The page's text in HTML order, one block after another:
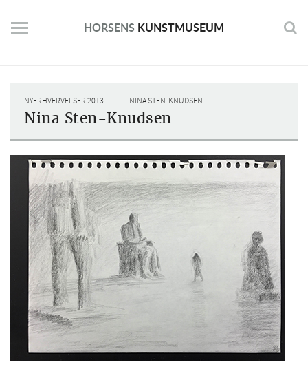
content
HORSENS KUNSTMUSEUM
NYERHVERVELSER 2013- | NINA STEN-KNUDSEN
Nina Sten-Knudsen